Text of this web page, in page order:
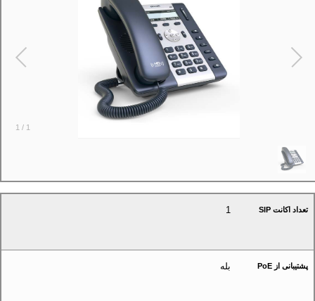
1
/
1
تعداد اکانت SIP 1
پشتیبانی از PoE بله